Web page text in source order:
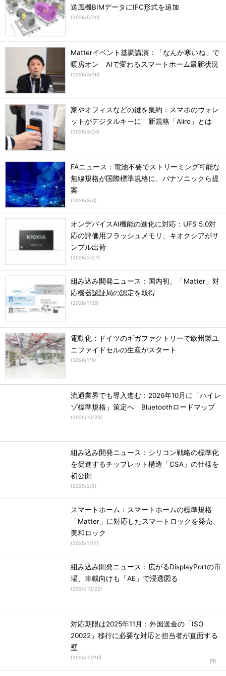
送風機BIMデータにIFC形式を追加
(2026/5/20)
Matterイベント基調講演：「なんか寒いね」で
暖房オン AIで変わるスマートホーム最新状況
(2026/3/26)
家やオフィスなどの鍵を集約：スマホのウォレ
ットがデジタルキーに 新規格「Aliro」とは
(2026/3/24)
FAニュース：電池不要でストリーミング可能な
無線規格が国際標準規格に、パナソニックら提
案
(2026/3/4)
オンデバイスAI機能の進化に対応：UFS 5.0対
応の評価用フラッシュメモリ、キオクシアがサ
ンプル出荷
(2026/2/27)
組み込み開発ニュース：国内初、「Matter」対
応機器認証局の認定を取得
(2026/1/28)
電動化：ドイツのギガファクトリーで欧州製ユ
ニファイドセルの生産がスタート
(2026/1/5)
流通業界でも導入進む：2026年10月に「ハイレ
ゾ標準規格」策定へ Bluetoothロードマップ
(2025/10/23)
組み込み開発ニュース：シリコン戦略の標準化
を促進するチップレット構造「CSA」の仕様を
初公開
(2025/2/5)
スマートホーム：スマートホームの標準規格
「Matter」に対応したスマートロックを発売、
美和ロック
(2025/1/17)
組み込み開発ニュース：広がるDisplayPortの市
場、車載向けも「AE」で浸透図る
(2024/10/22)
対応期限は2025年11月：外国送金の「ISO
20022」移行に必要な対応と担当者が直面する
壁
(2024/10/16)